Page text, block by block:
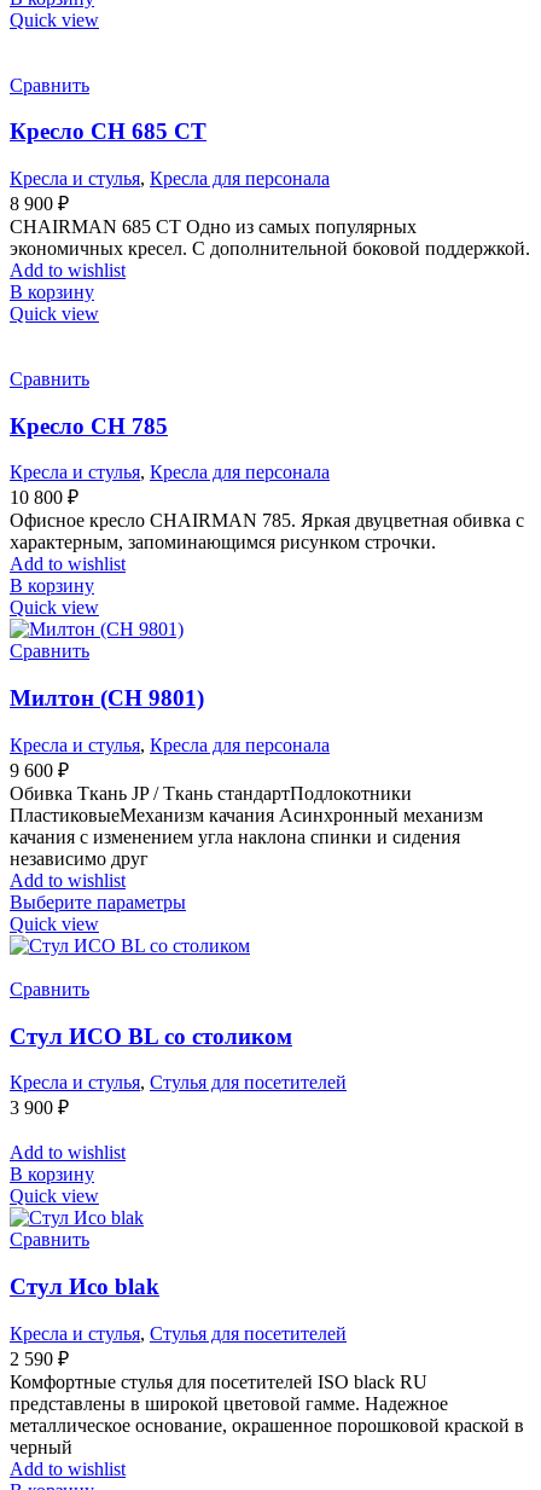
Quick view
Сравнить
Кресло СН 685 СТ
Кресла и стулья, Кресла для персонала
8 900 ₽
CHAIRMAN 685 CT Одно из самых популярных
экономичных кресел. С дополнительной боковой поддержкой.
Add to wishlist
В корзину
Quick view
Сравнить
Кресло СН 785
Кресла и стулья, Кресла для персонала
10 800 ₽
Офисное кресло CHAIRMAN 785. Яркая двуцветная обивка с
характерным, запоминающимся рисунком строчки.
Add to wishlist
В корзину
Quick view
Сравнить
Милтон (CH 9801)
Кресла и стулья, Кресла для персонала
9 600 ₽
Обивка Ткань JP / Ткань стандартПодлокотники
ПластиковыеМеханизм качания Асинхронный механизм
качания с изменением угла наклона спинки и сидения
независимо друг
Add to wishlist
Выберите параметры
Quick view
Сравнить
Стул ИСО BL со столиком
Кресла и стулья, Стулья для посетителей
3 900 ₽
Add to wishlist
В корзину
Quick view
Сравнить
Стул Исо blak
Кресла и стулья, Стулья для посетителей
2 590 ₽
Комфортные стулья для посетителей ISO black RU
представлены в широкой цветовой гамме. Надежное
металлическое основание, окрашенное порошковой краской в
черный
Add to wishlist